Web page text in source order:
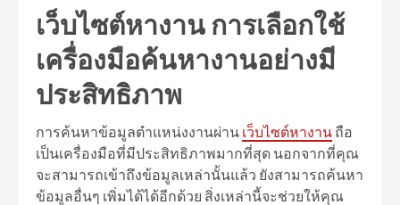
เว็บไซต์หางาน การเลือกใช้
เครื่องมือค้นหางานอย่างมี
ประสิทธิภาพ
การค้นหาข้อมูลตำแหน่งงานผ่าน เว็บไซต์หางาน ถือ
เป็นเครื่องมือที่มีประสิทธิภาพมากที่สุด นอกจากที่คุณ
จะสามารถเข้าถึงข้อมูลเหล่านั้นแล้ว ยังสามารถค้นหา
ข้อมูลอื่นๆ เพิ่มได้ได้อีกด้วย สิ่งเหล่านี้จะช่วยให้คุณ